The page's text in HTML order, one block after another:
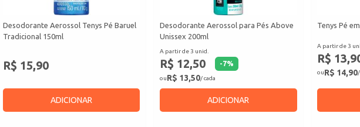
Desodorante Aerossol Tenys Pé Baruel
Tradicional 150ml
R$ 15,90
ADICIONAR
Desodorante Aerossol para Pés Above
Unissex 200ml
A partir de 3 unid.
R$ 12,50 -7%
ouR$ 13,50/ cada
ADICIONAR
Tenys Pé
A partir de 3
R$
ouR$ 14,90/